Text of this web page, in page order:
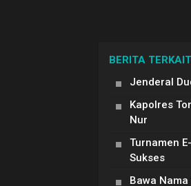
BERITA TERKAIT
Jenderal
Kapolres
Nur
Turnamen
Sukses
Bawa